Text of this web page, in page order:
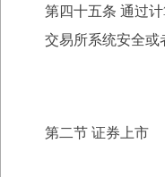
第四十五条 通过
交易所系统安全或
第二节 证券上市